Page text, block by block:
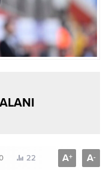
22 A+ A-